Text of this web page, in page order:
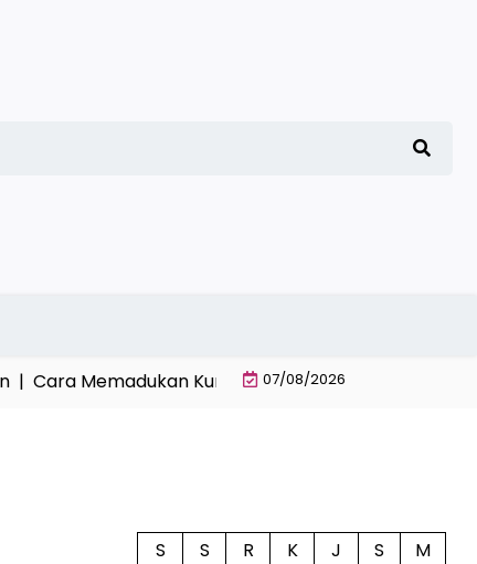
Memadukan Kurikulum Kitab Klasik Pesantren
07/08/2026
S S R K J S
M